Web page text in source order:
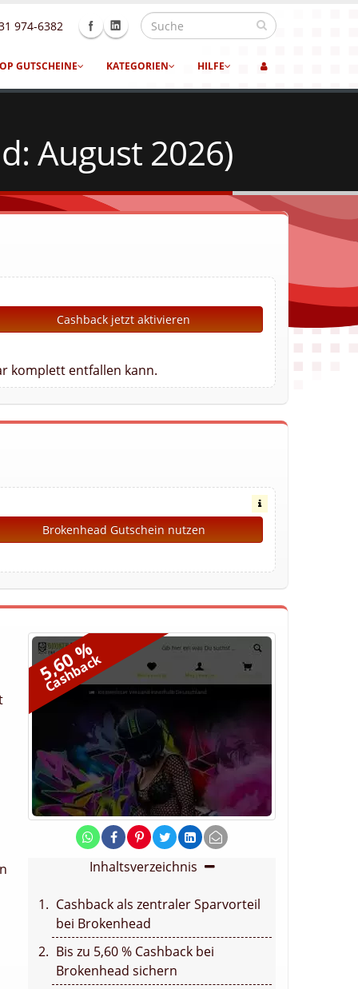
974-6382
GUTSCHEINE KATEGORIEN HILFE
August 2026)
Cashback jetzt aktivieren
komplett entfallen kann.
Brokenhead Gutschein nutzen
5,60 %
Cashback
Inhaltsverzeichnis
Cashback als zentraler Sparvorteil
bei Brokenhead
Bis zu 5,60 % Cashback bei
Brokenhead sichern